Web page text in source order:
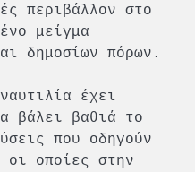
περιβάλλον στο
μείγμα
δημοσίων πόρων.
έχει
βάλει βαθιά το
που οδηγούν
οι οποίες στην